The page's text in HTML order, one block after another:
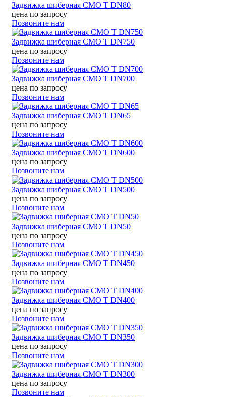
Задвижка шиберная CMO Т DN80
цена по запросу
Позвоните нам
Задвижка шиберная CMO Т DN750
цена по запросу
Позвоните нам
Задвижка шиберная CMO Т DN700
цена по запросу
Позвоните нам
Задвижка шиберная CMO Т DN65
цена по запросу
Позвоните нам
Задвижка шиберная CMO Т DN600
цена по запросу
Позвоните нам
Задвижка шиберная CMO Т DN500
цена по запросу
Позвоните нам
Задвижка шиберная CMO Т DN50
цена по запросу
Позвоните нам
Задвижка шиберная CMO Т DN450
цена по запросу
Позвоните нам
Задвижка шиберная CMO Т DN400
цена по запросу
Позвоните нам
Задвижка шиберная CMO Т DN350
цена по запросу
Позвоните нам
Задвижка шиберная CMO Т DN300
цена по запросу
Позвоните нам